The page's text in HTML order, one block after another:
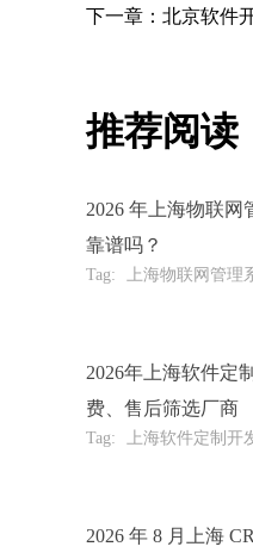
下一章：北京软件
推荐阅读
2026 年上海物联网
靠谱吗？
Tag: 上海物联网管理
2026年上海软件定
费、售后筛选厂商
Tag: 上海软件定制开
2026 年 8 月上海